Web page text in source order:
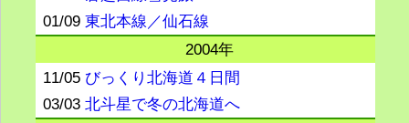
01/09東北本線／仙石線
2004年
11/05びっくり北海道４日間
03/03北斗星で冬の北海道へ